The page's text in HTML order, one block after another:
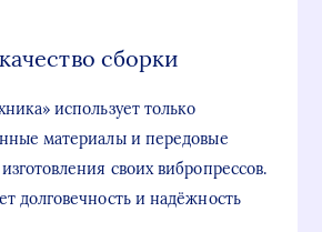
сборки
использует только
материалы и передовые
своих вибропрессов.
долговечность и надёжность